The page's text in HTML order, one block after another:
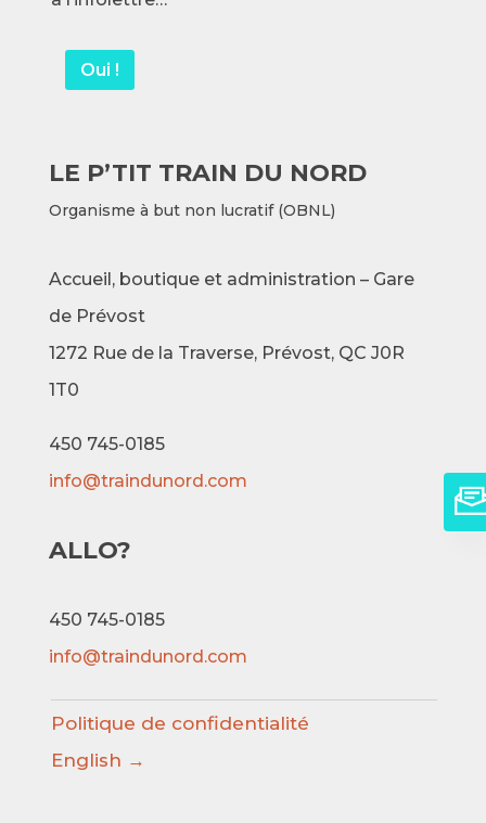
Oui !
LE P’TIT TRAIN DU NORD
Organisme à but non lucratif (OBNL)
Accueil, boutique et administration – Gare
de Prévost
1272 Rue de la Traverse, Prévost, QC J0R
1T0
450 745-0185
info@traindunord.com
ALLO?
450 745-0185
info@traindunord.com
Politique de confidentialité
English →